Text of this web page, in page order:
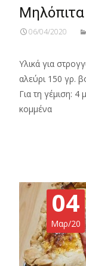
Μηλόπιτα
06/04/2020
Υλικά για
αλεύρι 150 γρ.
Για τη γέμιση: 4
κομμένα
04
Μαρ/20